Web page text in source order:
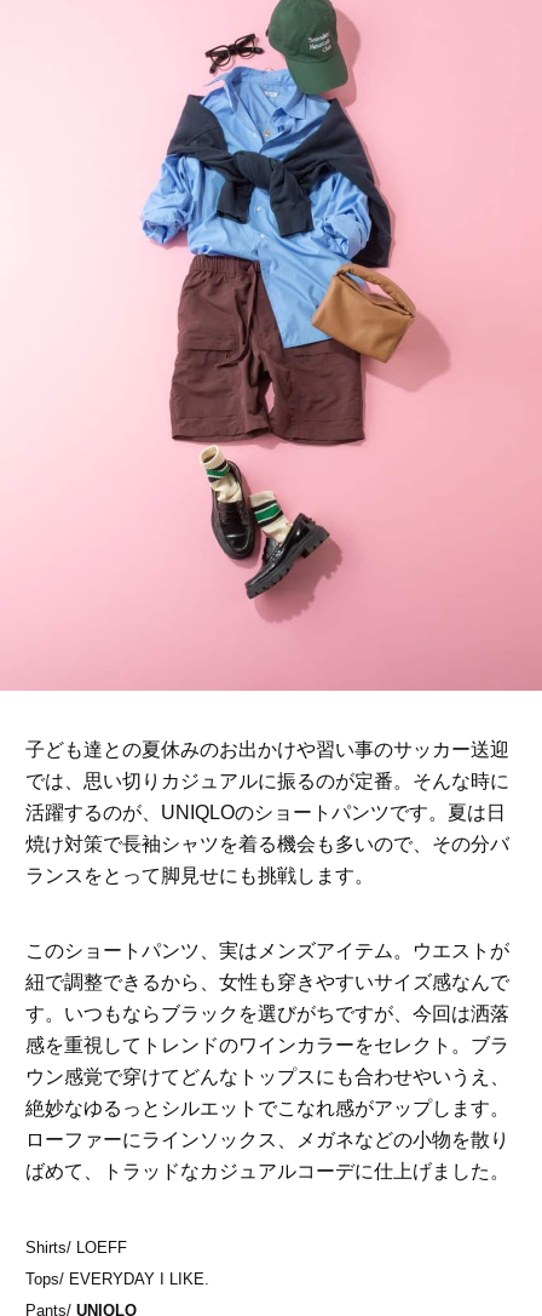
子ども達との夏休みのお出かけや習い事のサッカー送迎
では、思い切りカジュアルに振るのが定番。そんな時に
活躍するのが、UNIQLOのショートパンツです。夏は日
焼け対策で長袖シャツを着る機会も多いので、その分バ
ランスをとって脚見せにも挑戦します。
このショートパンツ、実はメンズアイテム。ウエストが
紐で調整できるから、女性も穿きやすいサイズ感なんで
す。いつもならブラックを選びがちですが、今回は洒落
感を重視してトレンドのワインカラーをセレクト。ブラ
ウン感覚で穿けてどんなトップスにも合わせやいうえ、
絶妙なゆるっとシルエットでこなれ感がアップします。
ローファーにラインソックス、メガネなどの小物を散り
ばめて、トラッドなカジュアルコーデに仕上げました。
Shirts/ LOEFF
Tops/ EVERYDAY I LIKE.
Pants/UNIQLO